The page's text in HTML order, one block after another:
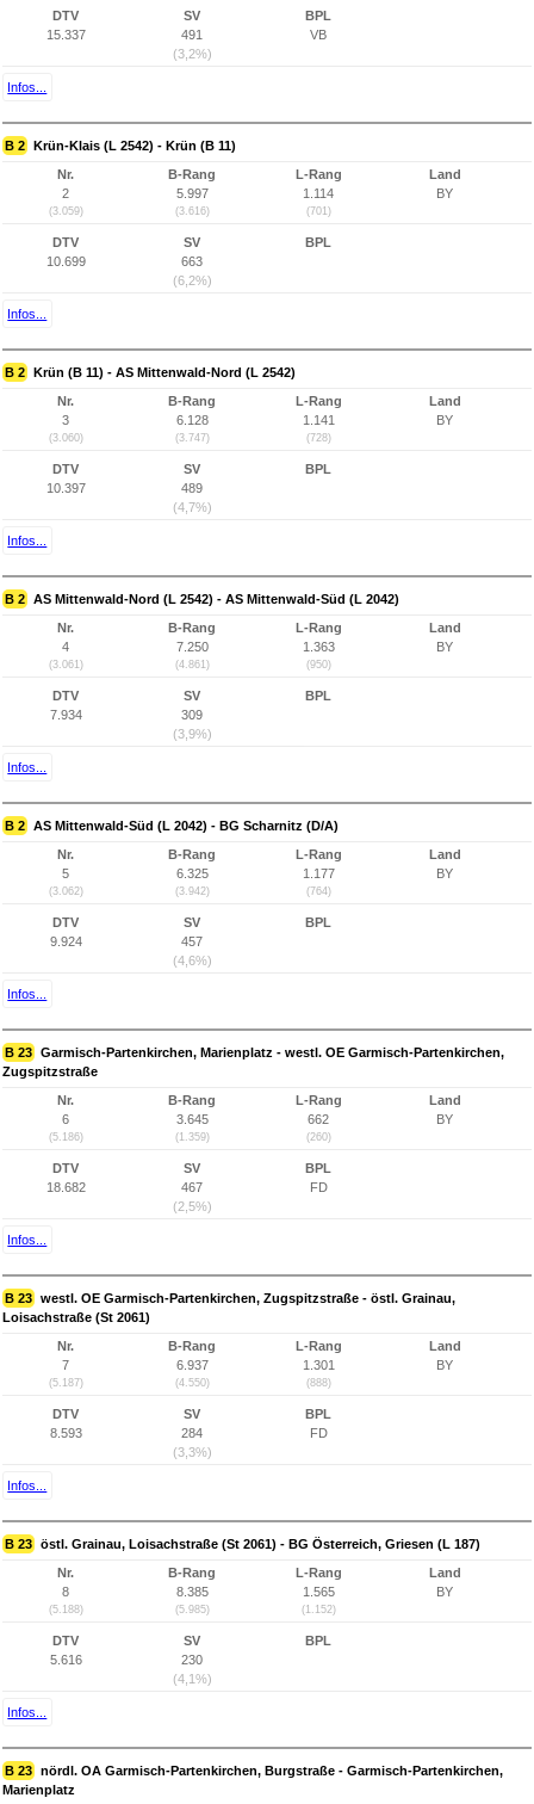
DTV
15.337
SV
491
(3,2%)
BPL
VB
Infos...
B 2 Krün-Klais (L 2542) - Krün (B 11)
Nr.
2
(3.059)
B-Rang
5.997
(3.616)
L-Rang
1.114
(701)
Land
BY
DTV
10.699
SV
663
(6,2%)
BPL
Infos...
B 2 Krün (B 11) - AS Mittenwald-Nord (L 2542)
Nr.
3
(3.060)
B-Rang
6.128
(3.747)
L-Rang
1.141
(728)
Land
BY
DTV
10.397
SV
489
(4,7%)
BPL
Infos...
B 2 AS Mittenwald-Nord (L 2542) - AS Mittenwald-Süd (L 2042)
Nr.
4
(3.061)
B-Rang
7.250
(4.861)
L-Rang
1.363
(950)
Land
BY
DTV
7.934
SV
309
(3,9%)
BPL
Infos...
B 2 AS Mittenwald-Süd (L 2042) - BG Scharnitz (D/A)
Nr.
5
(3.062)
B-Rang
6.325
(3.942)
L-Rang
1.177
(764)
Land
BY
DTV
9.924
SV
457
(4,6%)
BPL
Infos...
B 23 Garmisch-Partenkirchen, Marienplatz - westl. OE Garmisch-Partenkirchen,
Zugspitzstraße
Nr.
6
(5.186)
B-Rang
3.645
(1.359)
L-Rang
662
(260)
Land
BY
DTV
18.682
SV
467
(2,5%)
BPL
FD
Infos...
B 23 westl. OE Garmisch-Partenkirchen, Zugspitzstraße - östl. Grainau,
Loisachstraße (St 2061)
Nr.
7
(5.187)
B-Rang
6.937
(4.550)
L-Rang
1.301
(888)
Land
BY
DTV
8.593
SV
284
(3,3%)
BPL
FD
Infos...
B 23 östl. Grainau, Loisachstraße (St 2061) - BG Österreich, Griesen (L 187)
Nr.
8
(5.188)
B-Rang
8.385
(5.985)
L-Rang
1.565
(1.152)
Land
BY
DTV
5.616
SV
230
(4,1%)
BPL
Infos...
B 23 nördl. OA Garmisch-Partenkirchen, Burgstraße - Garmisch-Partenkirchen,
Marienplatz